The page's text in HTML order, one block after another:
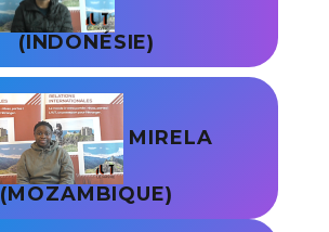
(INDONÉSIE)
MIRELA
(MOZAMBIQUE)